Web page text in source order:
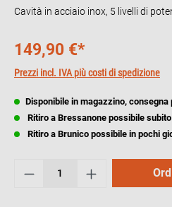
Cavità in acciaio inox, 5 livelli di
149,90 €*
Prezzi incl. IVA più costi di spedizione
Disponibile in magazzino,
Ritiro a Bressanone possibile subito
Ritiro a Brunico possibile in pochi